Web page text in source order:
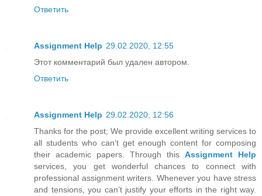
Ответить
Assignment Help 29.02.2020, 12:55
Этот комментарий был удален автором.
Ответить
Assignment Help 29.02.2020, 12:56
Thanks for the post; We provide excellent writing services to
all students who can’t get enough content for composing
their academic papers. Through this Assignment Help
services, you get wonderful chances to connect with
professional assignment writers. Whenever you have stress
and tensions, you can’t justify your efforts in the right way.